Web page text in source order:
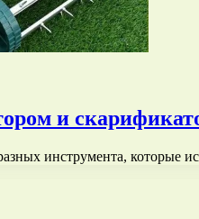
и
инструмента, которые